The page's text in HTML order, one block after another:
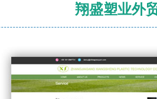
翔盛塑业外